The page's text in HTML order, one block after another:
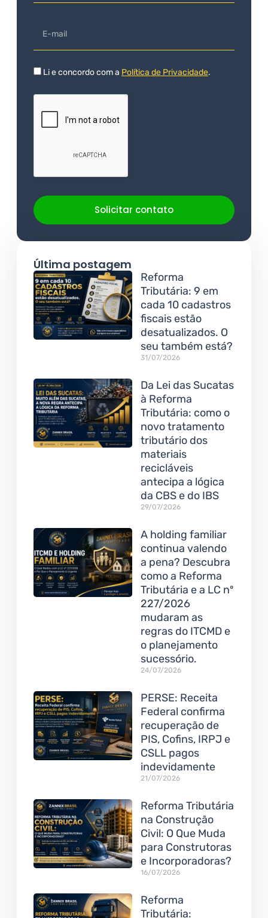
Li e concordo com a Política de Privacidade.
Solicitar contato
Última postagem
Reforma
Tributária: 9 em
cada 10 cadastros
fiscais estão
desatualizados. O
seu também está?
31/07/2026
Da Lei das Sucatas
à Reforma
Tributária: como o
novo tratamento
tributário dos
materiais
recicláveis
antecipa a lógica
da CBS e do IBS
29/07/2026
A holding familiar
continua valendo
a pena? Descubra
como a Reforma
Tributária e a LC nº
227/2026
mudaram as
regras do ITCMD e
o planejamento
sucessório.
24/07/2026
PERSE: Receita
Federal confirma
recuperação de
PIS, Cofins, IRPJ e
CSLL pagos
indevidamente
21/07/2026
Reforma Tributária
na Construção
Civil: O Que Muda
para Construtoras
e Incorporadoras?
16/07/2026
Reforma
Tributária: